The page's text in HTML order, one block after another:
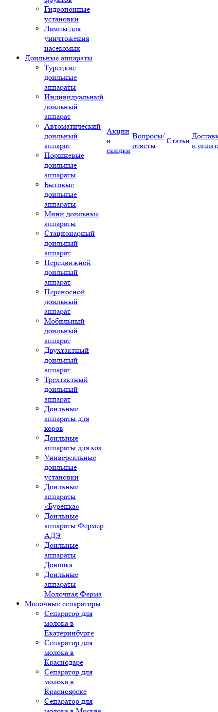
Гидропонные
установки
Лампы для
уничтожения
насекомых
Доильные аппараты
Турецкие
доильные
аппараты
Индивидуальный
доильный
аппарат
Автоматический
доильный
аппарат
Поршневые
доильные
аппараты
Бытовые
доильные
аппараты
Мини доильные
аппараты
Стационарный
доильный
аппарат
Передвижной
доильный
аппарат
Переносной
доильный
аппарат
Мобильный
доильный
аппарат
Двухтактный
доильный
аппарат
Трехтактный
доильный
аппарат
Доильные
аппараты для
коров
Доильные
аппараты для коз
Универсальные
доильные
установки
Доильные
аппараты
«Буренка»
Доильные
аппараты Фермер
АДЭ
Доильные
аппараты
Доюшка
Доильные
аппараты
Молочная Ферма
Молочные сепараторы
Сепаратор для
молока в
Екатеринбурге
Сепаратор для
молока в
Краснодаре
Сепаратор для
молока в
Красноярске
Сепаратор для
Акции
и
скидки
Вопросы/
ответы
Статьи
и